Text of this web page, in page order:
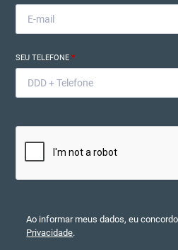
SEU TELEFONE*
Ao informar meus dados, eu
Privacidade.